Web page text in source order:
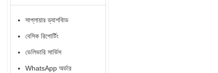
প্রোডাক্ট ফটোগ্রাফি 16 টি
16 টি পণ্য
সাপ্লায়ার ড্যাশবিাড
বেসিক রিপোর্টিং
ডেলিভারি সার্ভিস
WhatsApp অর্ডার